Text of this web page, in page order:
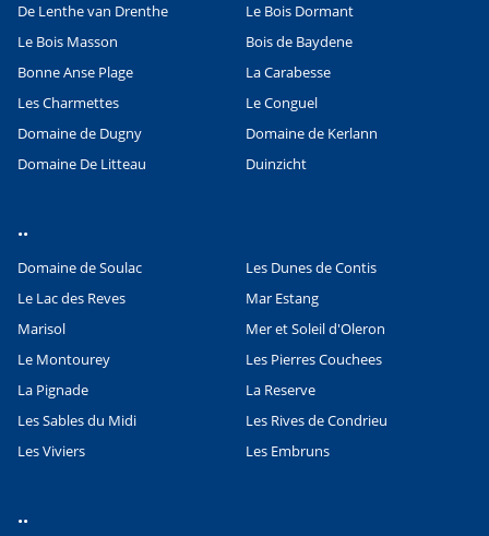
De Lenthe van Drenthe
Le Bois Dormant
Le Bois Masson
Bois de Baydene
Bonne Anse Plage
La Carabesse
Les Charmettes
Le Conguel
Domaine de Dugny
Domaine de Kerlann
Domaine De Litteau
Duinzicht
..
Domaine de Soulac
Les Dunes de Contis
Le Lac des Reves
Mar Estang
Marisol
Mer et Soleil d'Oleron
Le Montourey
Les Pierres Couchees
La Pignade
La Reserve
Les Sables du Midi
Les Rives de Condrieu
Les Viviers
Les Embruns
..